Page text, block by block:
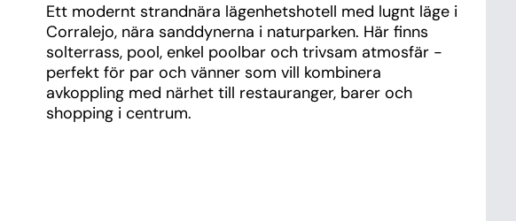
Ett modernt strandnära lägenhetshotell med lugnt läge i
Corralejo, nära sanddynerna i naturparken. Här finns
solterrass, pool, enkel poolbar och trivsam atmosfär -
perfekt för par och vänner som vill kombinera
avkoppling med närhet till restauranger, barer och
shopping i centrum.